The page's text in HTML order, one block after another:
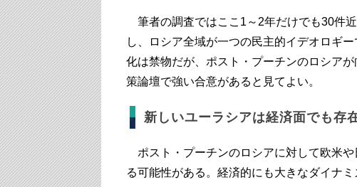
筆者の調査ではここ1～2年だけでも30件
し、ロシア全域が一つの民主的イデオロギ
化は禁物だが、ポスト・プーチンのロシア
策論壇で強い合意があると見てよい。
新しいユーラシアは経済面でも存
ポスト・プーチンのロシアに対して欧米
る可能性がある。経済的にも大きなダイナミ